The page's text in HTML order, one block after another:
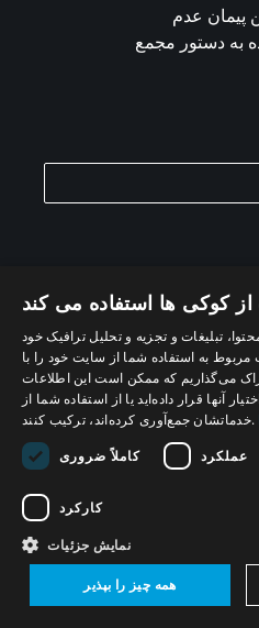
پیمان عدم
به دستور مجمع
کوکی ها استفاده می کند
تبلیغات و تجزیه و تحلیل ترافیک خود
به استفاده شما از سایت خود را با
می‌گذاریم که ممکن است این اطلاعات
آنها قرار داده‌اید یا از استفاده شما از
خدماتشان جمع‌آوری کرده‌اند، ترکیب کنند.
کاملاً ضروری
عملکرد
کارکرد
نمایش جزئیات
همه چیز را بپذیر